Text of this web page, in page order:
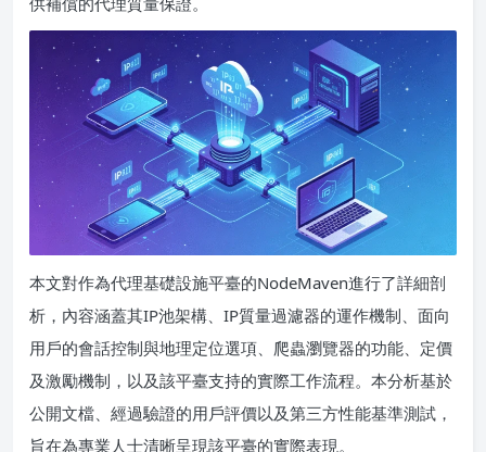
本文對作為代理基礎設施平臺的NodeMaven進行了詳細剖
析，內容涵蓋其IP池架構、IP質量過濾器的運作機制、面向
用戶的會話控制與地理定位選項、爬蟲瀏覽器的功能、定價
及激勵機制，以及該平臺支持的實際工作流程。本分析基於
公開文檔、經過驗證的用戶評價以及第三方性能基準測試，
旨在為專業人士清晰呈現該平臺的實際表現。